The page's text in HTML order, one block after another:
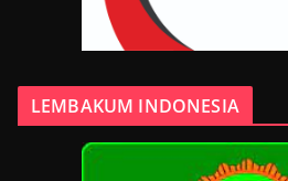
LEMBAKUM INDONESIA